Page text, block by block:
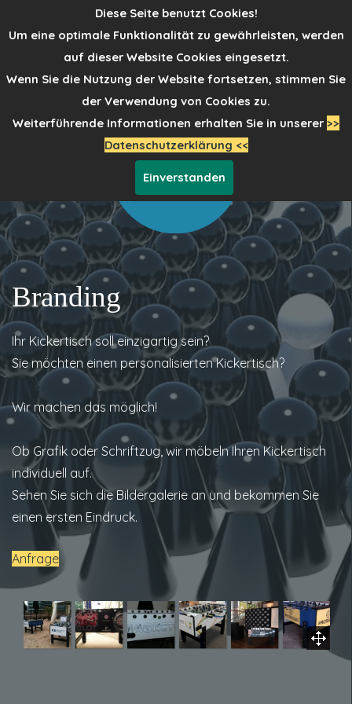
Diese Seite benutzt Cookies!
Um eine optimale Funktionalität zu gewährleisten, werden
auf dieser Website Cookies eingesetzt.
Wenn Sie die Nutzung der Website fort­setzen, stimmen Sie
der Verwendung von Cookies zu.
Weiterführende Informationen erhalten Sie in unserer >>
Datenschutzerklärung <<
Einverstanden
Branding
Ihr Kickertisch soll einzigartig sein?
Sie möchten einen personalisierten Kickertisch?
Wir machen das möglich!
Ob Grafik oder Schriftzug, wir möbeln Ihren Kickertisch
individuell auf.
Sehen Sie sich die Bildergalerie an und bekommen Sie
einen ersten Eindruck.
Anfrage